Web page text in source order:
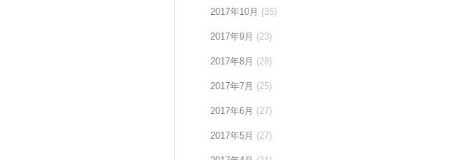
2017年10月 (35)
2017年9月 (23)
2017年8月 (28)
2017年7月 (25)
2017年6月 (27)
2017年5月 (27)